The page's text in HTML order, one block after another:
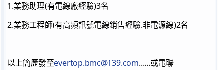
1.業務助理(有電線廠經驗)3名
2.業務工程師(有高頻訊號電線銷售經驗.非電源線)2名
以上簡歷發至evertop.bmc@139.com......或電聯